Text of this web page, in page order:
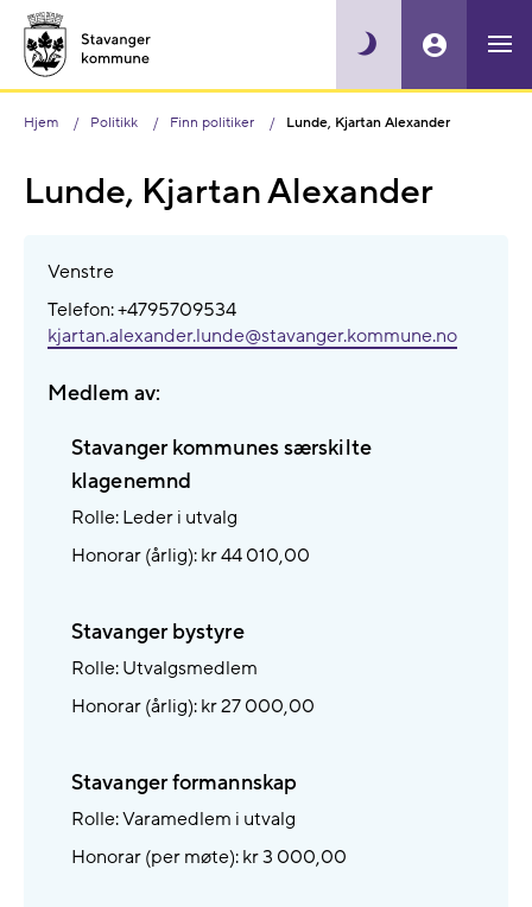
Hjem Politikk Finn politiker Lunde, Kjartan Alexander
Lunde, Kjartan Alexander
Venstre
Telefon: +4795709534
kjartan.alexander.lunde@​stavanger.kommune.no
Medlem av:
Stavanger kommunes særskilte
klagenemnd
Rolle: Leder i utvalg
Honorar (årlig): kr 44 010,00
Stavanger bystyre
Rolle: Utvalgsmedlem
Honorar (årlig): kr 27 000,00
Stavanger formannskap
Rolle: Varamedlem i utvalg
Honorar (per møte): kr 3 000,00